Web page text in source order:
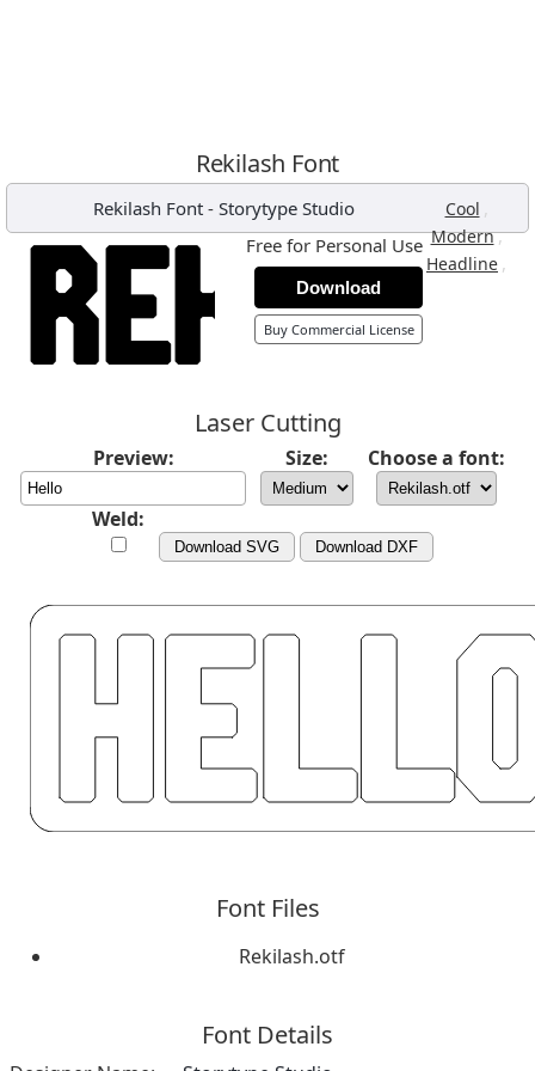
Rekilash Font
Rekilash Font - Storytype Studio Cool ,
Modern,
Headline ,
Free for Personal Use
Download
Buy Commercial License
Laser Cutting
Preview: Size: Choose a font:
Weld:
Download SVG Download DXF
Font Files
Rekilash.otf
Font Details